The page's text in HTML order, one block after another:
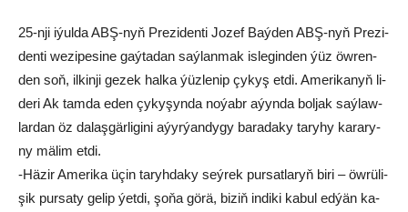
25-nji iýul­da ABŞ-nyň Pre­zi­den­ti Jo­zef Baý­den ABŞ-nyň Pre­zi­
den­ti we­zi­pe­si­ne gaý­ta­dan saý­lan­mak is­le­gin­den ýüz öw­ren­
den soň, il­kin­ji ge­zek hal­ka ýüz­le­nip çy­kyş et­di. Ame­ri­ka­nyň li­
de­ri Ak tam­da eden çy­ky­şyn­da no­ýabr aýyn­da bol­jak saý­law­
lar­dan öz da­laş­gär­li­gi­ni aýyr­ýan­dy­gy ba­ra­da­ky ta­ry­hy ka­ra­ry­
ny mä­lim et­di.
-Hä­zir Ame­ri­ka üçin ta­ryh­da­ky seý­rek pur­sat­la­ryň bi­ri – öw­rü­li­
şik pur­sa­ty ge­lip ýet­di, şo­ňa gö­rä, bi­ziň in­di­ki ka­bul ed­ýän ka­